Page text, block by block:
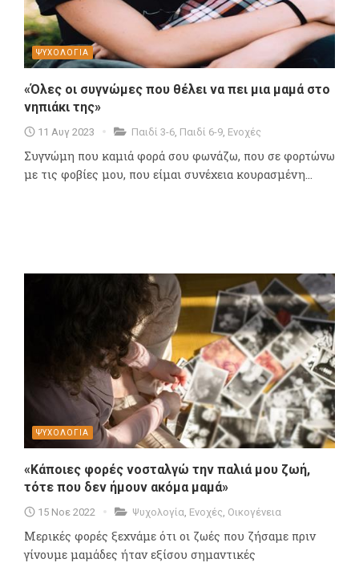
ΨΥΧΟΛΟΓΙΑ
«Όλες οι συγνώμες που θέλει να πει μια μαμά στο
νηπιάκι της»
11 Αυγ 2023 Παιδί 3-6 Παιδί 6-9 Ενοχές
Συγνώμη που καμιά φορά σου φωνάζω, που σε φορτώνω
με τις φοβίες μου, που είμαι συνέχεια κουρασμένη...
ΨΥΧΟΛΟΓΙΑ
«Κάποιες φορές νοσταλγώ την παλιά μου ζωή,
τότε που δεν ήμουν ακόμα μαμά»
15 Νοε 2022 Ψυχολογία Ενοχές Οικογένεια
Μερικές φορές ξεχνάμε ότι οι ζωές που ζήσαμε πριν
γίνουμε μαμάδες ήταν εξίσου σημαντικές